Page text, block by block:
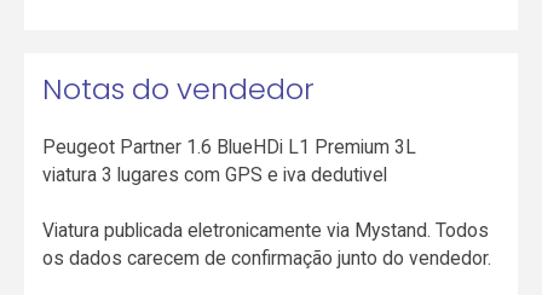
Notas do vendedor
Peugeot Partner 1.6 BlueHDi L1 Premium 3L
viatura 3 lugares com GPS e iva dedutivel
Viatura publicada eletronicamente via Mystand. Todos
os dados carecem de confirmação junto do vendedor.